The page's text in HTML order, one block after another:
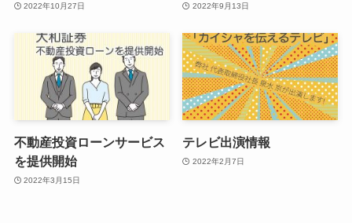
2022年10月27日 2022年9月13日
不動産投資ローンサービス
を提供開始
2022年3月15日
テレビ出演情報
2022年2月7日